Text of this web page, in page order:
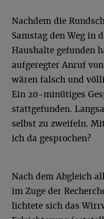
Nachdem die
Samstag den Weg in
Haushalte gefunden
aufgeregter Anruf
wären falsch und
Ein 20-minütiges
stattgefunden.
selbst zu zweifeln.
ich da gesprochen?
Nach dem Abgleich
im Zuge der
lichtete sich das